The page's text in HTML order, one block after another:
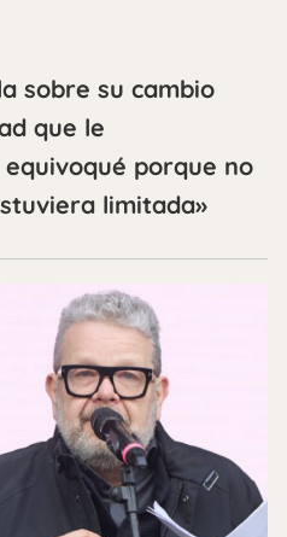
sobre su cambio
que le
porque no
limitada»